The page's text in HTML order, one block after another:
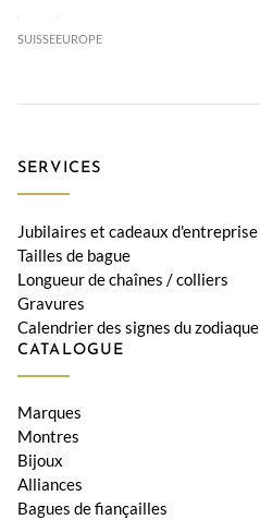
SUISSEEUROPE
SERVICES
Jubilaires et cadeaux d'entreprise
Tailles de bague
Longueur de chaînes / colliers
Gravures
Calendrier des signes du zodiaque
CATALOGUE
Marques
Montres
Bijoux
Alliances
Bagues de fiançailles